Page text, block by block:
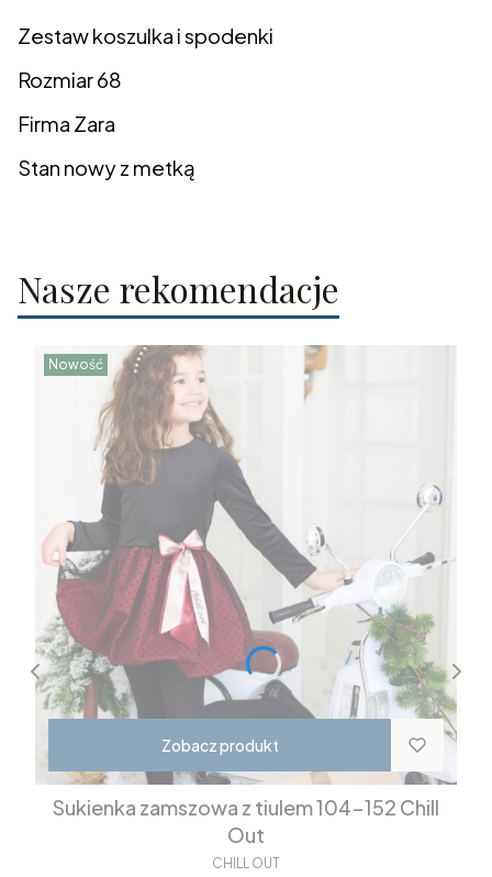
Zestaw koszulka i spodenki
Rozmiar 68
Firma Zara
Stan nowy z metką
Nasze rekomendacje
Nowość
Zobacz produkt
Sukienka zamszowa z tiulem 104-152 Chill
Out
CHILL OUT